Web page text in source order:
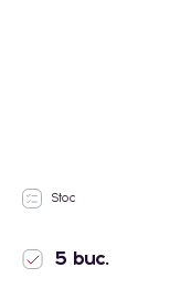
Stoc
5 buc.